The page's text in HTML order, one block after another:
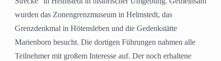
wurden das Zonengrenzmuseum in Helmstedt, das
Grenzdenkmal in Hötensleben und die Gedenkstätte
Marienborn besucht. Die dortigen Führungen nahmen alle
Teilnehmer mit großem Interesse auf. Der noch erhaltene